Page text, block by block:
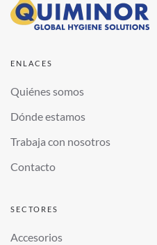
ENLACES
Quiénes somos
Dónde estamos
Trabaja con nosotros
Contacto
SECTORES
Accesorios